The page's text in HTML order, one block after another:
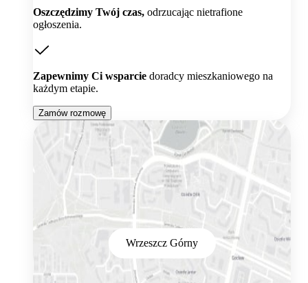
Oszczędzimy Twój czas, odrzucając nietrafione
ogłoszenia.
Zapewnimy Ci wsparcie doradcy mieszkaniowego na
każdym etapie.
Zamów rozmowę
Wrzeszcz Górny